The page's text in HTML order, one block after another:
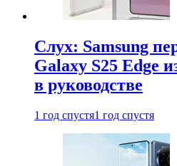
Слух: Samsung
Galaxy S25 Edge
в руководстве
1 год спустя1 год спустя